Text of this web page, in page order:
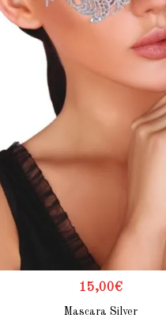
15,00€
Mascara Silver